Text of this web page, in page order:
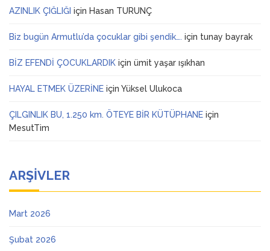
AZINLIK ÇIĞLIĞI için Hasan TURUNÇ
Biz bugün Armutlu’da çocuklar gibi şendik…. için tunay bayrak
BİZ EFENDİ ÇOCUKLARDIK için ümit yaşar ışıkhan
HAYAL ETMEK ÜZERİNE için Yüksel Ulukoca
ÇILGINLIK BU, 1.250 km. ÖTEYE BİR KÜTÜPHANE için
MesutTim
ARŞIVLER
Mart 2026
Şubat 2026